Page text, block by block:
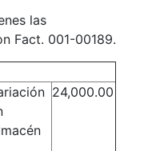
las
Fact. 001-00189.
24,000.00